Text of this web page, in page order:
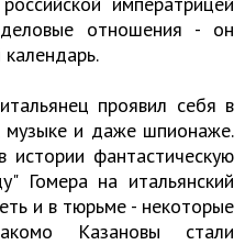
отношения - он
календарь.
проявил себя в
музыке и даже шпионаже.
истории фантастическую
Гомера на итальянский
и в тюрьме - некоторые
Казановы стали